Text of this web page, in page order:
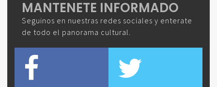
MANTENETE INFORMADO
Seguinos en nuestras redes sociales y enterate
de todo el panorama cultural.